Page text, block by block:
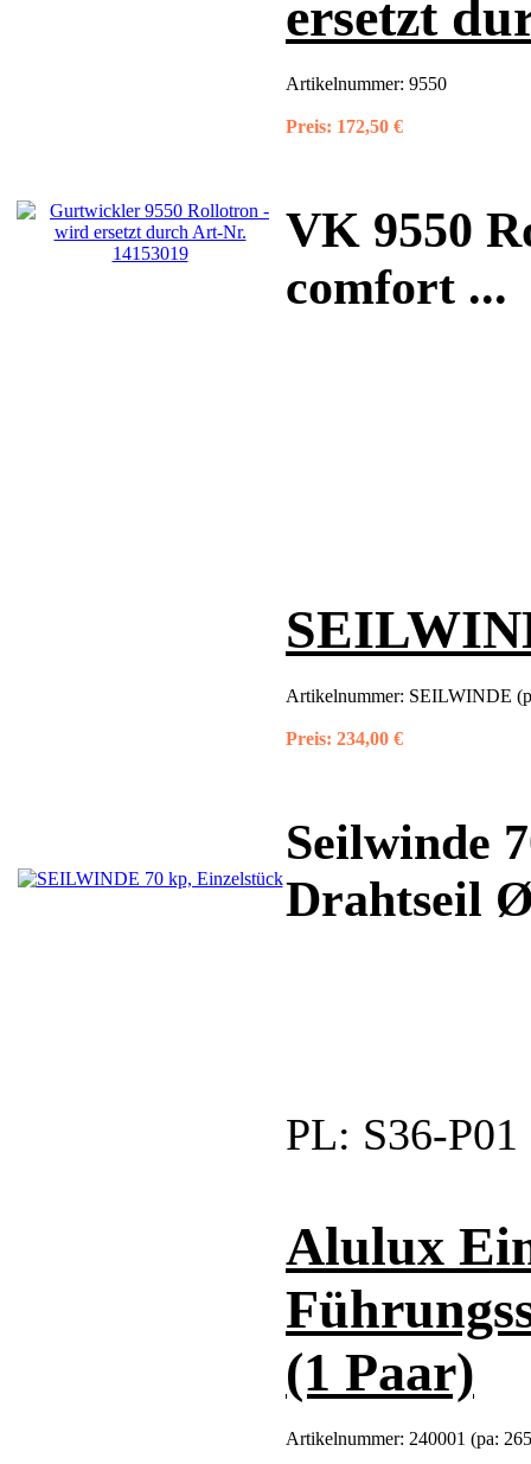
ersetzt
Artikelnummer: 9550
Preis: 172,50 €
VK 9550
comfort ...
Artikelnummer: SEILWINDE
Preis: 234,00 €
Seilwinde
Drahtseil
PL: S36-P01
Alulux
(1 Paar)
Artikelnummer: 240001 (pa: